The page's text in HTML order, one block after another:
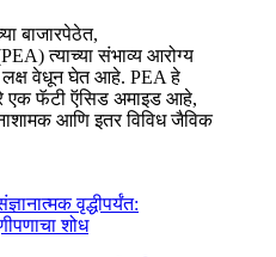
बाजारपेठेत,
त्याच्या संभाव्य आरोग्य
लक्ष वेधून घेत आहे. PEA हे
एक फॅटी ऍसिड अमाइड आहे,
आणि इतर विविध जैविक